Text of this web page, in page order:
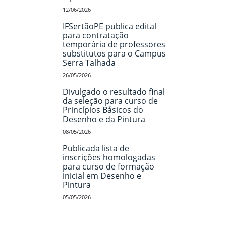
12/06/2026
IFSertãoPE publica edital
para contratação
temporária de professores
substitutos para o Campus
Serra Talhada
26/05/2026
Divulgado o resultado final
da seleção para curso de
Princípios Básicos do
Desenho e da Pintura
08/05/2026
Publicada lista de
inscrições homologadas
para curso de formação
inicial em Desenho e
Pintura
05/05/2026